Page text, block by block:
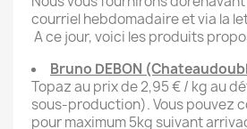
courriel hebdomadaire et via la
A ce jour, voici les produits
Bruno DEBON
Topaz au prix de 2,95 € / kg au
sous-production). Vous pouvez
pour maximum 5kg suivant